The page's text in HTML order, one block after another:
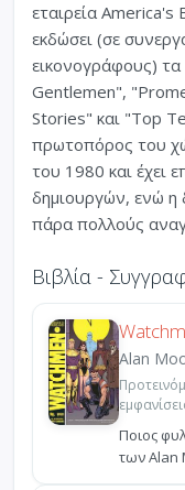
εταιρεία America's
εκδώσει (σε
εικονογράφους)
Gentlemen",
Stories" και "Top
πρωτοπόρος του
του 1980 και έχει
δημιουργών, ενώ η
πάρα πολλούς
Βιβλία -
Alan
Ποιος
των Alan
το